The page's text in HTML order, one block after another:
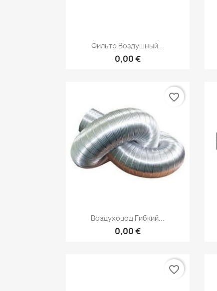
Быстрый просмотр
Фильтр Воздушный...
0,00 €
Быстрый просмотр
Воздуховод Гибкий...
0,00 €
favorite_border
favorite_border